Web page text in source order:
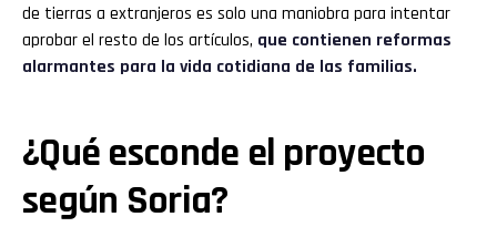
de tierras a extranjeros es solo una maniobra para intentar
aprobar el resto de los artículos, que contienen reformas
alarmantes para la vida cotidiana de las familias.
¿Qué esconde el proyecto
según Soria?